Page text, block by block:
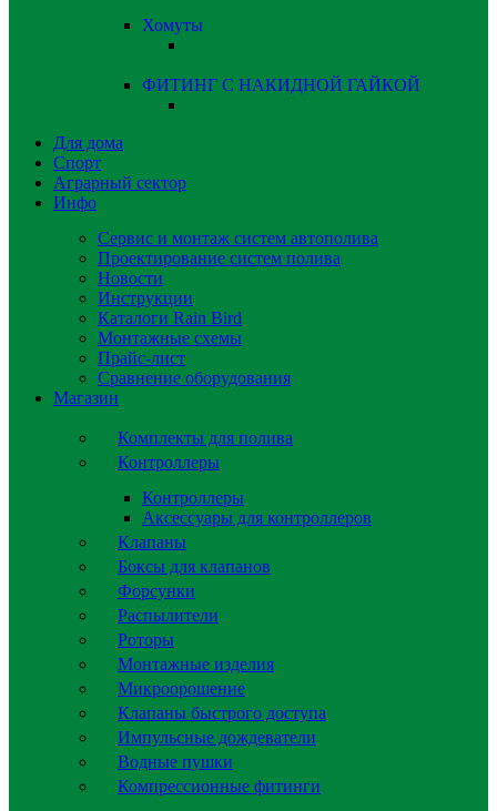
Хомуты
ФИТИНГ С НАКИДНОЙ ГАЙКОЙ
Для дома
Спорт
Аграрный сектор
Инфо
Сервис и монтаж систем автополива
Проектирование систем полива
Новости
Инструкции
Каталоги Rain Bird
Монтажные схемы
Прайс-лист
Сравнение оборудования
Магазин
Комплекты для полива
Контроллеры
Контроллеры
Аксессуары для контроллеров
Клапаны
Боксы для клапанов
Форсунки
Распылители
Роторы
Монтажные изделия
Микроорошение
Клапаны быстрого доступа
Импульсные дождеватели
Водные пушки
Компрессионные фитинги